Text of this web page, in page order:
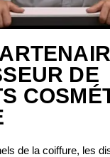
DE
de la coiffure, les